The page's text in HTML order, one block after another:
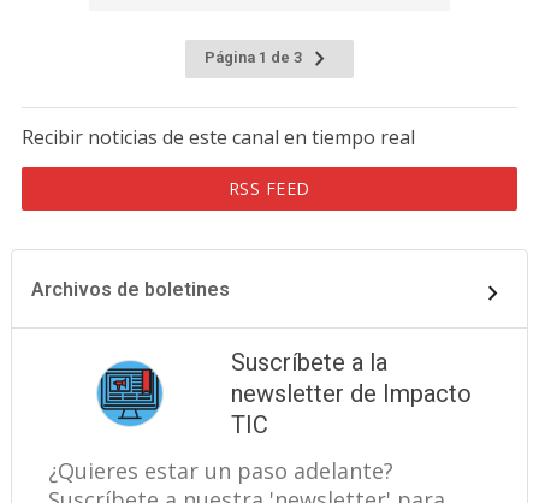
Página 1 de 3
Recibir noticias de este canal en tiempo real
RSS FEED
Archivos de boletines
Suscríbete a la
newsletter de Impacto
TIC
¿Quieres estar un paso adelante?